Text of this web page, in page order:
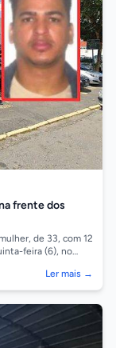
frente dos
de 33, com 12
feira (6), no
Ler mais →